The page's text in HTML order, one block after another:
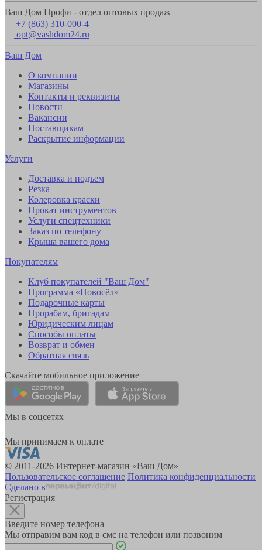
Ваш Дом Профи - отдел оптовых продаж
+7 (863) 310-000-4
opt@vashdom24.ru
Ваш Дом
О компании
Магазины
Контакты и реквизиты
Новости
Вакансии
Поставщикам
Раскрытие информации
Услуги
Доставка и подъем
Резка
Колеровка краски
Прокат инструментов
Услуги спецтехники
Заказ по телефону
Крыша вашего дома
Покупателям
Клуб покупателей "Ваш Дом"
Программа «Новосёл»
Подарочные карты
Прорабам, бригадам
Юридическим лицам
Способы оплаты
Возврат и обмен
Обратная связь
Скачайте мобильное приложение
Мы в соцсетях
Мы принимаем к оплате
© 2011-2026 Интернет-магазин «Ваш Дом»
Пользовательское соглашение Политика конфиденциальности
Сделано в
Регистрация
Введите номер телефона
Мы отправим вам код в смс на телефон или позвоним